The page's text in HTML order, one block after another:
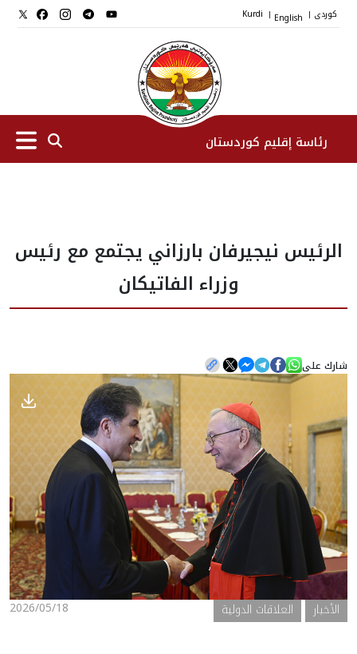
کوردی |
English
|
Kurdi
رئاسة إقليم كوردستان
نواب الرئيس
طاقم الرئاسة
المؤسسات
المعرض
الرئيس نيجيرفان بارزاني يجتمع مع رئيس
وزراء الفاتيكان
شارك على
2026/05/18 الأخبار العلاقات الدولية